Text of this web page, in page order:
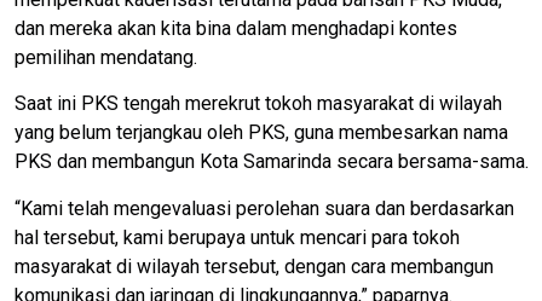
dan mereka akan kita bina dalam menghadapi kontes
pemilihan mendatang.
Saat ini PKS tengah merekrut tokoh masyarakat di wilayah
yang belum terjangkau oleh PKS, guna membesarkan nama
PKS dan membangun Kota Samarinda secara bersama-sama.
“Kami telah mengevaluasi perolehan suara dan berdasarkan
hal tersebut, kami berupaya untuk mencari para tokoh
masyarakat di wilayah tersebut, dengan cara membangun
komunikasi dan jaringan di lingkungannya,” paparnya.